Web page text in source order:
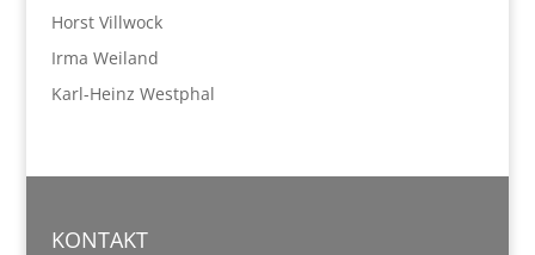
Horst Villwock
Irma Weiland
Karl-Heinz Westphal
KONTAKT